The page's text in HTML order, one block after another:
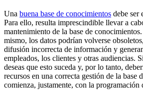
Una buena base de conocimientos debe ser
Para ello, resulta imprescindible llevar a
mantenimiento de la base de
mismo, los datos podrían volverse
difusión incorrecta de información y
empleados, los clientes y otras audiencias.
deseas que esto suceda y, por lo tanto,
recursos en una correcta gestión de la base
comienza, justamente, con la programación